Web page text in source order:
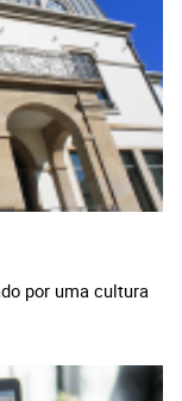
por uma cultura